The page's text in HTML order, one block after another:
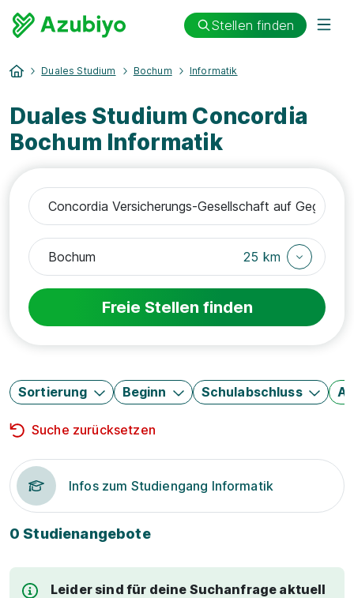
Stellen finden
Duales Studium Bochum Informatik
Duales Studium Concordia
Bochum Informatik
25 km
Freie Stellen finden
Sortierung Beginn Schulabschluss
Suche zurücksetzen
Infos zum Studiengang Informatik
0 Studienangebote
Leider sind für deine Suchanfrage aktuell